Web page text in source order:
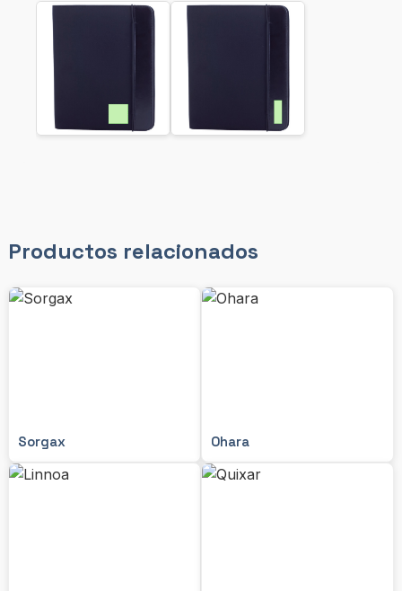
Productos relacionados
Sorgax Ohara